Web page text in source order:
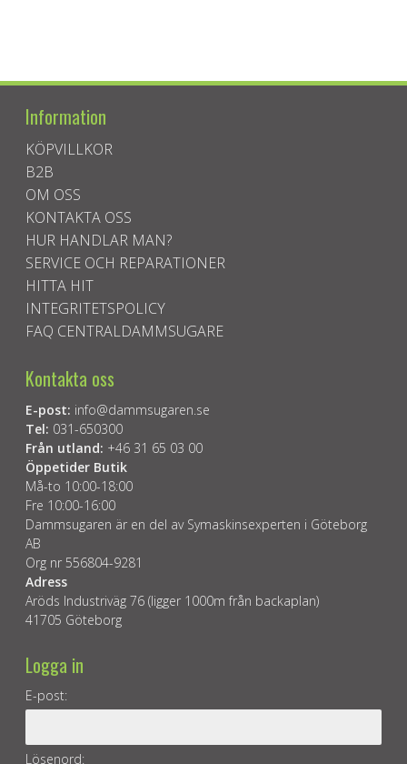
Information
KÖPVILLKOR
B2B
OM OSS
KONTAKTA OSS
HUR HANDLAR MAN?
SERVICE OCH REPARATIONER
HITTA HIT
INTEGRITETSPOLICY
FAQ CENTRALDAMMSUGARE
Kontakta oss
E-post: info@dammsugaren.se
Tel: 031-650300
Från utland: +46 31 65 03 00
Öppetider Butik
Må-to 10:00-18:00
Fre 10:00-16:00
Dammsugaren är en del av Symaskinsexperten i Göteborg
AB
Org nr 556804-9281
Adress
Aröds Industriväg 76 (ligger 1000m från backaplan)
41705 Göteborg
Logga in
E-post:
Lösenord: